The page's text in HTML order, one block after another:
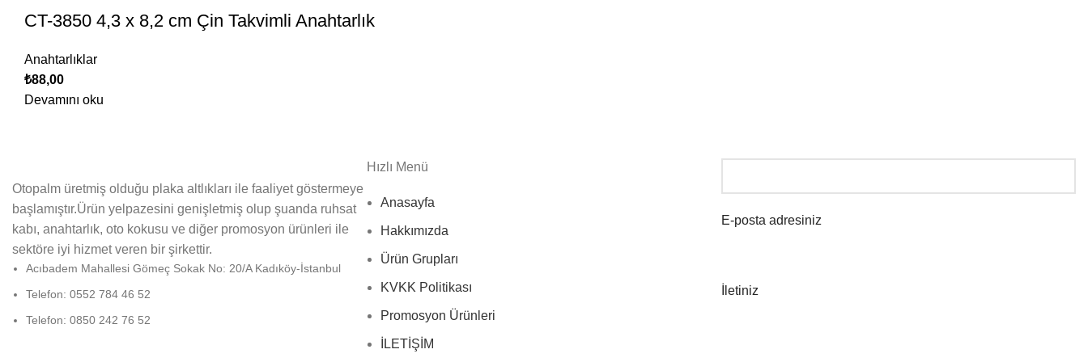
CT-3850 4,3 x 8,2 cm Çin Takvimli Anahtarlık
Anahtarlıklar
₺88,00
Devamını oku
Otopalm üretmiş olduğu plaka altlıkları ile faaliyet göstermeye
başlamıştır.Ürün yelpazesini genişletmiş olup şuanda ruhsat
kabı, anahtarlık, oto kokusu ve diğer promosyon ürünleri ile
sektöre iyi hizmet veren bir şirkettir.
Acıbadem Mahallesi Gömeç Sokak No: 20/A Kadıköy-İstanbul
Telefon: 0552 784 46 52
Telefon: 0850 242 76 52
Hızlı Menü
Anasayfa
Hakkımızda
Ürün Grupları
KVKK Politikası
Promosyon Ürünleri
İLETİŞİM
E-posta adresiniz
İletiniz